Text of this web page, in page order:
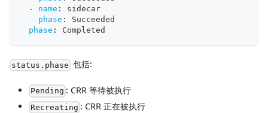
-
name :
sidecar
phase :
Succeeded
phase : Completed
status.phase 包括:
Pending : CRR 等待被执行
Recreating : CRR 正在被执行